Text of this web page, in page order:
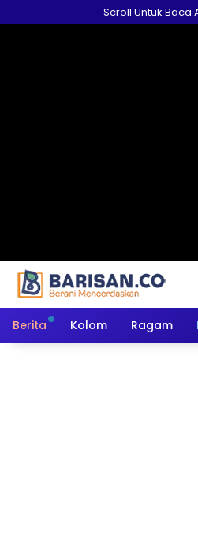
ke
Scroll Untuk Baca
Berita Kolom Ragam